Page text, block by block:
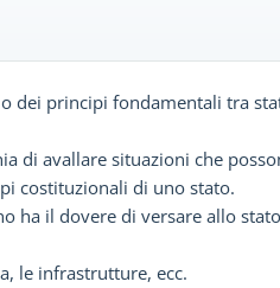
dei principi fondamentali tra
di avallare situazioni che
costituzionali di uno stato.
ha il dovere di versare allo
le infrastrutture, ecc.